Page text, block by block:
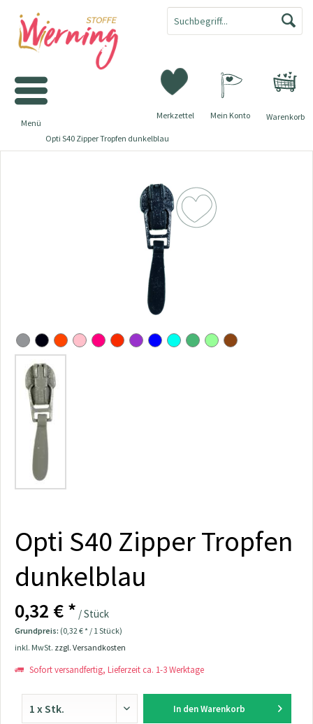
Warenkorb
Merkzettel Mein Konto
Menü
Opti S40 Zipper Tropfen dunkelblau
Opti S40 Zipper Tropfen
dunkelblau
0,32 € * / Stück
Grundpreis: (0,32 € * / 1 Stück)
inkl. MwSt. zzgl. Versandkosten
Sofort versandfertig, Lieferzeit ca. 1-3 Werktage
In den Warenkorb